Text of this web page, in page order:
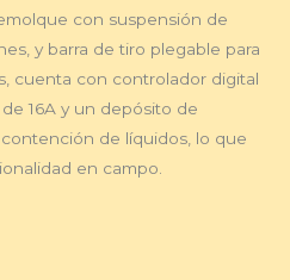
con suspensión de
y barra de tiro plegable para
cuenta con controlador digital
16A y un depósito de
de líquidos, lo que
en campo.